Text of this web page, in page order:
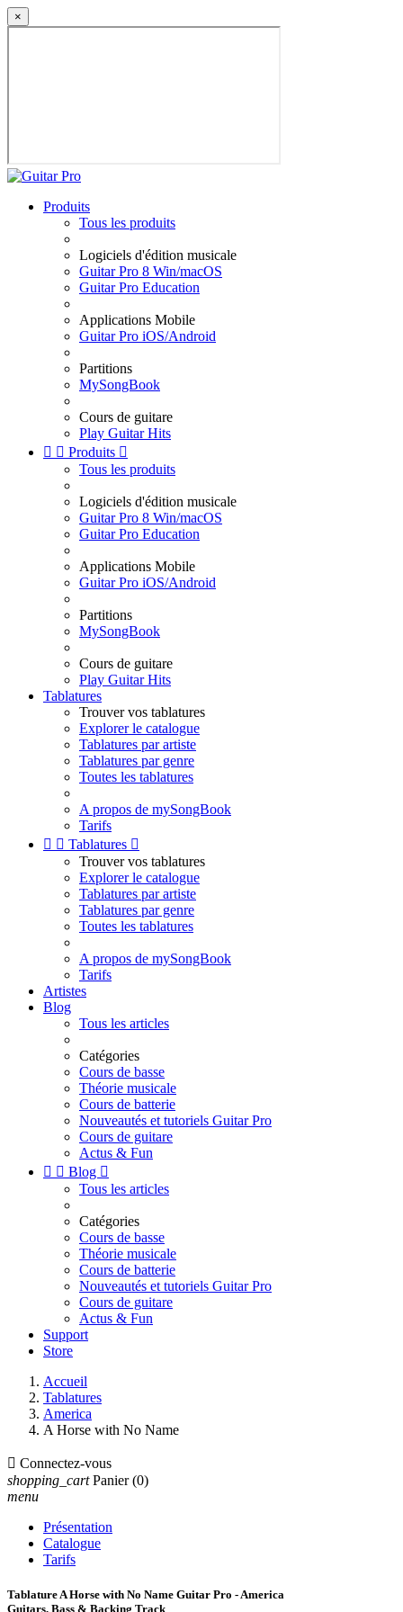
×
Produits
Tous les produits
Logiciels d'édition musicale
Guitar Pro 8 Win/macOS
Guitar Pro Education
Applications Mobile
Guitar Pro iOS/Android
Partitions
MySongBook
Cours de guitare
Play Guitar Hits
  Produits 
Tous les produits
Logiciels d'édition musicale
Guitar Pro 8 Win/macOS
Guitar Pro Education
Applications Mobile
Guitar Pro iOS/Android
Partitions
MySongBook
Cours de guitare
Play Guitar Hits
Tablatures
Trouver vos tablatures
Explorer le catalogue
Tablatures par artiste
Tablatures par genre
Toutes les tablatures
A propos de mySongBook
Tarifs
  Tablatures 
Trouver vos tablatures
Explorer le catalogue
Tablatures par artiste
Tablatures par genre
Toutes les tablatures
A propos de mySongBook
Tarifs
Artistes
Blog
Tous les articles
Catégories
Cours de basse
Théorie musicale
Cours de batterie
Nouveautés et tutoriels Guitar Pro
Cours de guitare
Actus & Fun
  Blog 
Tous les articles
Catégories
Cours de basse
Théorie musicale
Cours de batterie
Nouveautés et tutoriels Guitar Pro
Cours de guitare
Actus & Fun
Support
Store
Accueil
Tablatures
America
A Horse with No Name
 Connectez-vous
shopping_cart Panier (0)
menu
Présentation
Catalogue
Tarifs
Tablature A Horse with No Name Guitar Pro - America
Guitars, Bass & Backing Track